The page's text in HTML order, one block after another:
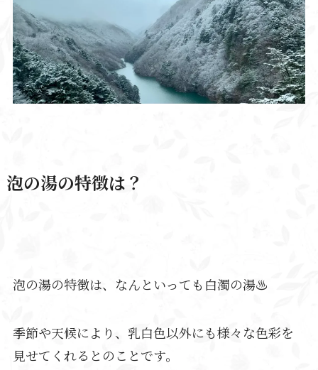
泡の湯の特徴は？
泡の湯の特徴は、なんといっても白濁の湯♨️
季節や天候により、乳白色以外にも様々な色彩を
見せてくれるとのことです。